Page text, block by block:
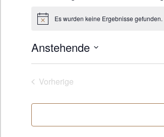
H
w
e
i
Es wurden keine Ergebnisse gefunden.
Anstehende
D
a
m
Vorherige